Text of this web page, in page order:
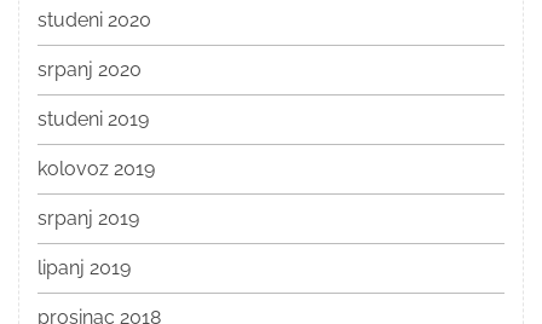
studeni 2020
srpanj 2020
studeni 2019
kolovoz 2019
srpanj 2019
lipanj 2019
prosinac 2018